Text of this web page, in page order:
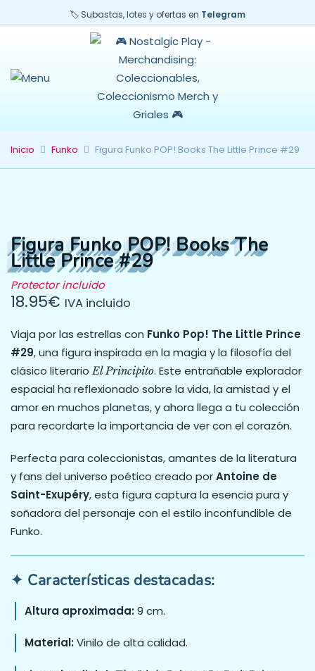
🏷️ Subastas, lotes y ofertas en Telegram
Inicio Funko Figura Funko POP! Books The Little Prince #29
Figura Funko POP! Books The
Little Prince #29
Protector incluido
18.95€ IVA incluido
Viaja por las estrellas con Funko Pop! The Little Prince
#29, una figura inspirada en la magia y la filosofía del
clásico literarioEl Principito. Este entrañable explorador
espacial ha reflexionado sobre la vida, la amistad y el
amor en muchos planetas, y ahora llega a tu colección
para recordarte la importancia de ver con el corazón.
Perfecta para coleccionistas, amantes de la literatura
y fans del universo poético creado porAntoine de
Saint-Exupéry, esta figura captura la esencia pura y
soñadora del personaje con el estilo inconfundible de
Funko.
✦ Características destacadas:
Altura aproximada: 9 cm.
Material: Vinilo de alta calidad.